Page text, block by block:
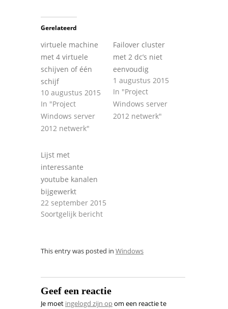
Gerelateerd
virtuele machine
met 4 virtuele
schijven of één
schijf
10 augustus 2015
In "Project
Windows server
2012 netwerk"
Failover cluster
met 2 dc’s niet
eenvoudig
1 augustus 2015
In "Project
Windows server
2012 netwerk"
Lijst met
interessante
youtube kanalen
bijgewerkt
22 september 2015
Soortgelijk bericht
This entry was posted in Windows
Geef een reactie
Je moet ingelogd zijn opom een reactie te